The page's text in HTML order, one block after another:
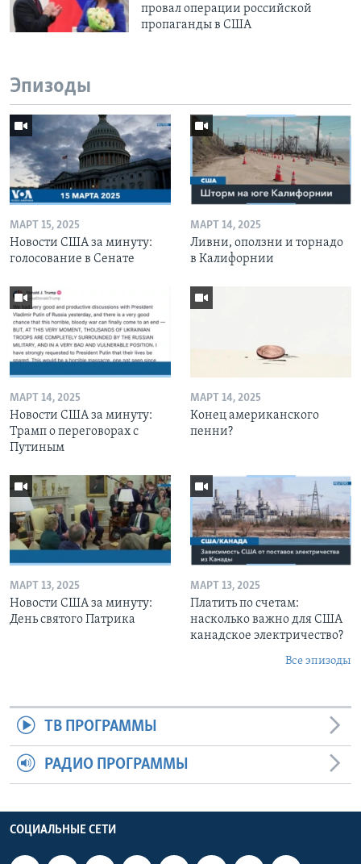
провал операции российской
пропаганды в США
Эпизоды
МАРТ 15, 2025
Новости США за минуту:
голосование в Сенате
МАРТ 14, 2025
Ливни, оползни и торнадо
в Калифорнии
МАРТ 14, 2025
Новости США за минуту:
Трамп о переговорах с
Путиным
МАРТ 14, 2025
Конец американского
пенни?
МАРТ 13, 2025
Новости США за минуту:
День святого Патрика
МАРТ 13, 2025
Платить по счетам:
насколько важно для США
канадское электричество?
Все эпизоды
ТВ ПРОГРАММЫ
РАДИО ПРОГРАММЫ
СОЦИАЛЬНЫЕ СЕТИ